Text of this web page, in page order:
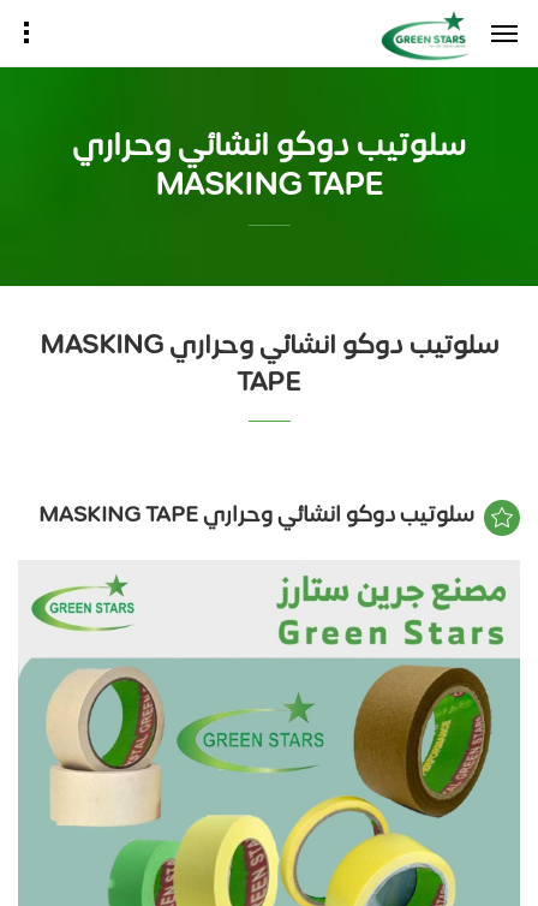
سلوتيب دوكو انشائي وحراري
MASKING TAPE
سلوتيب دوكو انشائي وحراري MASKING
TAPE
سلوتيب دوكو انشائي وحراري MASKING TAPE